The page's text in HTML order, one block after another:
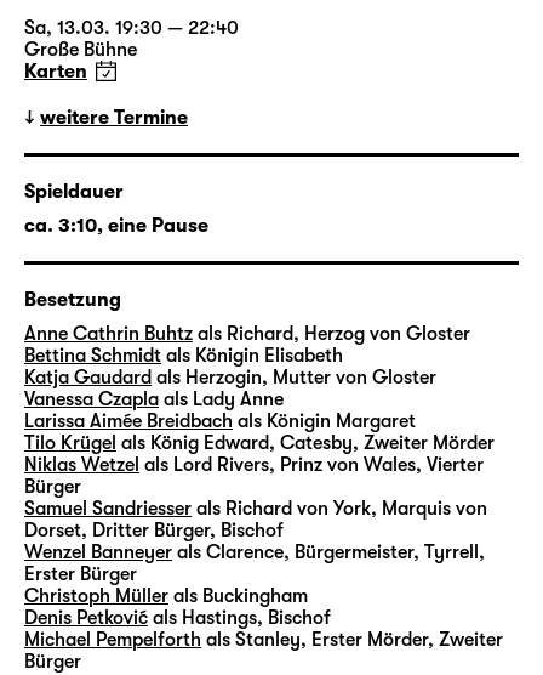
Zusammenarbeit u. a. mit Lorenzo Fioroni,
Corinna von Rad, Barbara David Brüesch
oder Jonas Knecht. Bert Wrede komponierte
zahlreiche Musiken u. a. für Filme von Detlev
Buck und Thomas Stuber oder Inszenierungen
von Michael Thalheimer und Mateja Koležnik.
In Leipzig wirkte er zuletzt mit bei der
Uraufführung der Theaterfassung von
Richard Yates’ „Zeiten des Aufruhrs“ in der
Regie von Enrico Lübbe.
„Richard III“ in 30 Sekunden
mit Chefdramaturg Torsten Buß
Vimeo aktivieren
Sa, 13.03. 19:30 — 22:40
Große Bühne
Karten
weitere Termine
Spieldauer
ca. 3:10, eine Pause
Besetzung
Anne Cathrin Buhtz als Richard, Herzog von Gloster
Bettina Schmidt als Königin Elisabeth
Katja Gaudard als Herzogin, Mutter von Gloster
Vanessa Czapla als Lady Anne
Larissa Aimée Breidbach als Königin Margaret
Tilo Krügel als König Edward, Catesby, Zweiter Mörder
Niklas Wetzel als Lord Rivers, Prinz von Wales, Vierter
Bürger
Samuel Sandriesser als Richard von York, Marquis von
Dorset, Dritter Bürger, Bischof
Wenzel Banneyer als Clarence, Bürgermeister, Tyrrell,
Erster Bürger
Christoph Müller als Buckingham
Denis Petković als Hastings, Bischof
Michael Pempelforth als Stanley, Erster Mörder, Zweiter
Bürger